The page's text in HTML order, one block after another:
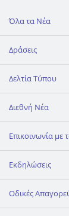
Όλα τα Νέα
Δράσεις
Δελτία Τύπου
Διεθνή Νέα
Επικοινωνία με
Εκδηλώσεις
Οδικές